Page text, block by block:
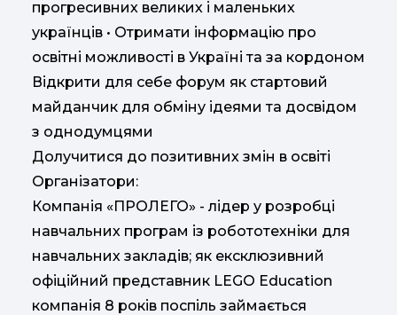
прогресивних великих і маленьких
українців • Отримати інформацію про
освітні можливості в Україні та за кордоном
Відкрити для себе форум як стартовий
майданчик для обміну ідеями та досвідом
з однодумцями
Долучитися до позитивних змін в освіті
Організатори:
Компанія «ПРОЛЕГО» - лідер у розробці
навчальних програм із робототехніки для
навчальних закладів; як ексклюзивний
офіційний представник LEGO Education
компанія 8 років поспіль займається